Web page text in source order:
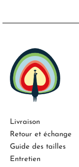
Livraison
Retour et échange
Guide des tailles
Entretien